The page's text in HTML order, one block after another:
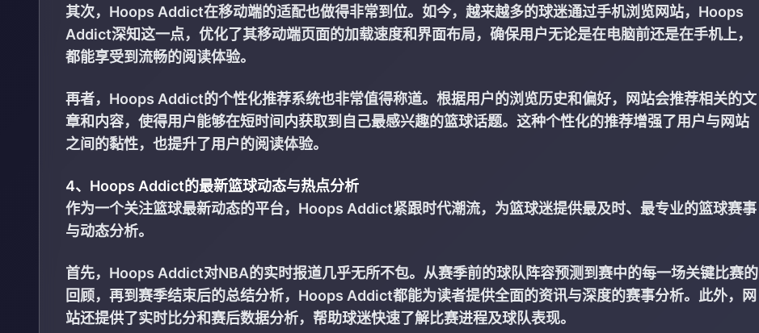
其次，Hoops Addict在移动端的适配也做得非常到位。如今，越来越多的球迷通过手机浏览网站，Hoops
Addict深知这一点，优化了其移动端页面的加载速度和界面布局，确保用户无论是在电脑前还是在手机上，
都能享受到流畅的阅读体验。
再者，Hoops Addict的个性化推荐系统也非常值得称道。根据用户的浏览历史和偏好，网站会推荐相关的文
章和内容，使得用户能够在短时间内获取到自己最感兴趣的篮球话题。这种个性化的推荐增强了用户与网站
之间的黏性，也提升了用户的阅读体验。
4、Hoops Addict的最新篮球动态与热点分析
作为一个关注篮球最新动态的平台，Hoops Addict紧跟时代潮流，为篮球迷提供最及时、最专业的篮球赛事
与动态分析。
首先，Hoops Addict对NBA的实时报道几乎无所不包。从赛季前的球队阵容预测到赛中的每一场关键比赛的
回顾，再到赛季结束后的总结分析，Hoops Addict都能为读者提供全面的资讯与深度的赛事分析。此外，网
站还提供了实时比分和赛后数据分析，帮助球迷快速了解比赛进程及球队表现。